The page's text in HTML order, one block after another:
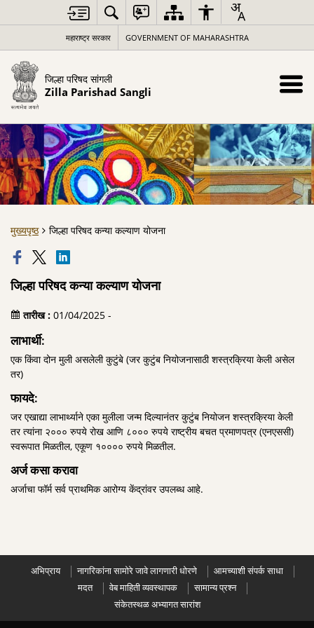
महाराष्ट्र सरकार GOVERNMENT OF MAHARASHTRA
जिल्हा परिषद सांगली
Zilla Parishad Sangli
मुख्यपृष्ठ जिल्हा परिषद कन्या कल्याण योजना
जिल्हा परिषद कन्या कल्याण योजना
तारीख : 01/04/2025 -
लाभार्थी:
एक किंवा दोन मुली असलेली कुटुंबे (जर कुटुंब नियोजनासाठी शस्त्रक्रिया केली असेल
तर)
फायदे:
जर एखाद्या लाभार्थ्याने एका मुलीला जन्म दिल्यानंतर कुटुंब नियोजन शस्त्रक्रिया केली
तर त्यांना २००० रुपये रोख आणि ८००० रुपये राष्ट्रीय बचत प्रमाणपत्र (एनएससी)
स्वरूपात मिळतील, एकूण १०००० रुपये मिळतील.
अर्ज कसा करावा
अर्जाचा फॉर्म सर्व प्राथमिक आरोग्य केंद्रांवर उपलब्ध आहे.
अभिप्राय नागरिकांना सामोरे जावे लागणारी धोरणे
आमच्याशी संपर्क साधा
मदत
वेब माहिती व्यवस्थापक
सामान्य प्रश्न
संकेतस्थळ अभ्यागत सारांश